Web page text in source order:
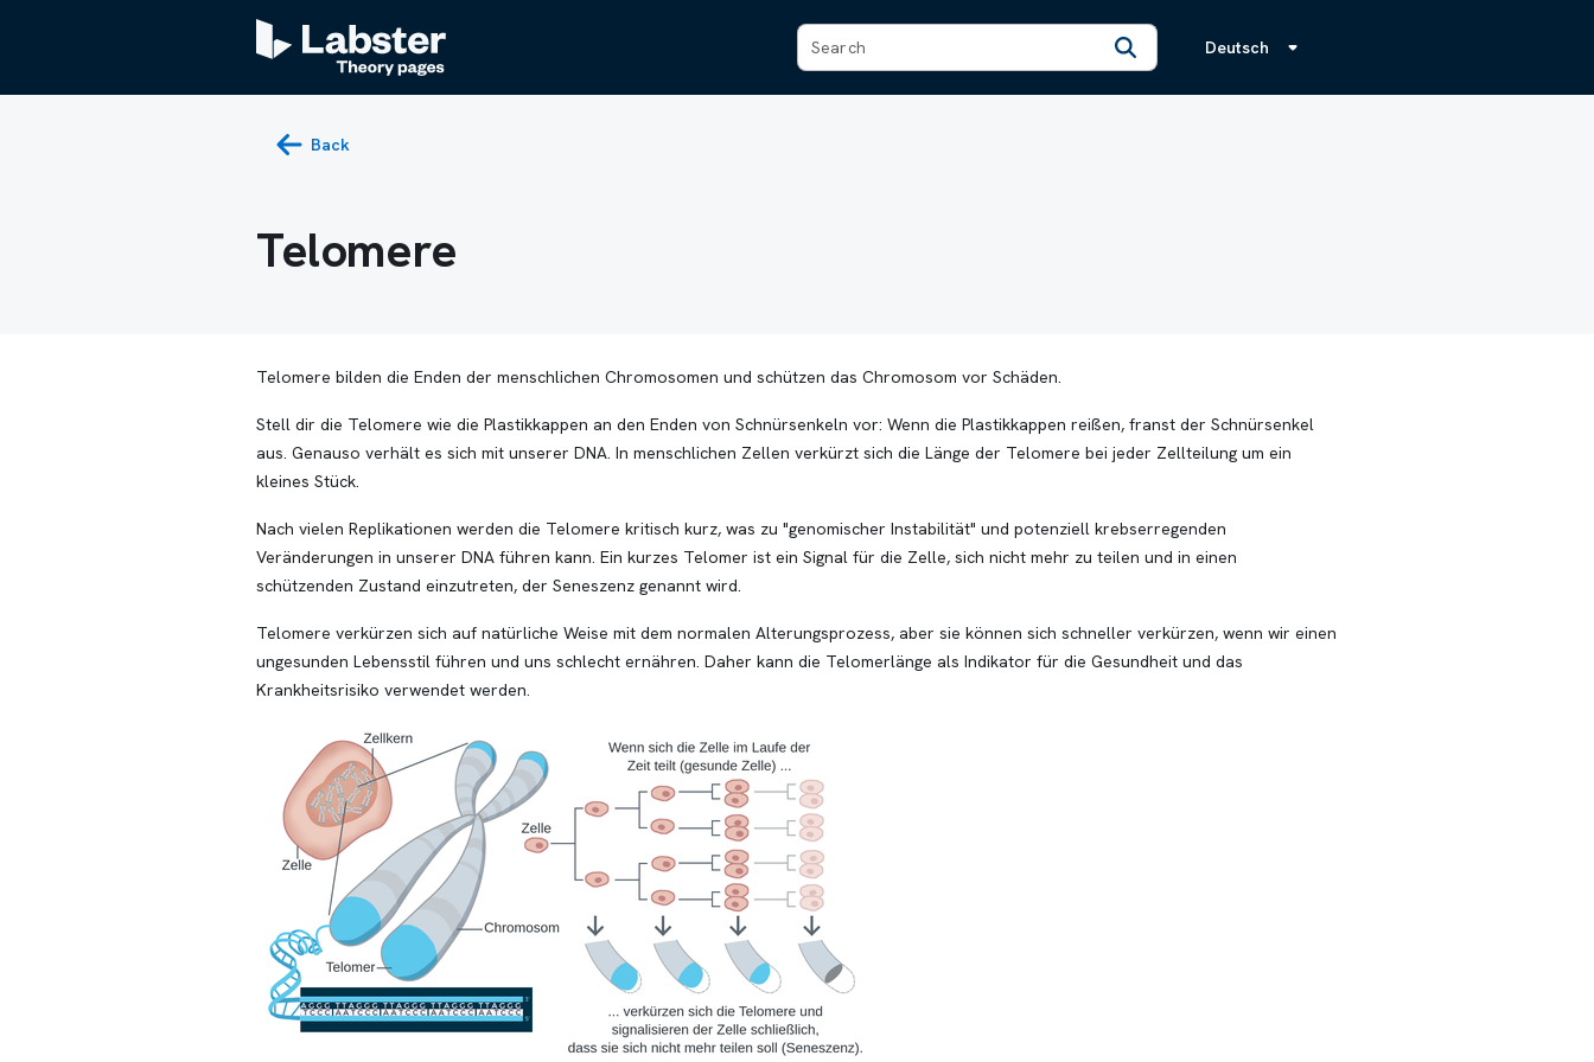
Deutsch
Back
Telomere
Telomere bilden die Enden der menschlichen Chromosomen und schützen das Chromosom vor Schäden.
Stell dir die Telomere wie die Plastikkappen an den Enden von Schnürsenkeln vor: Wenn die Plastikkappen reißen, franst der Schnürsenkel
aus. Genauso verhält es sich mit unserer DNA. In menschlichen Zellen verkürzt sich die Länge der Telomere bei jeder Zellteilung um ein
kleines Stück.
Nach vielen Replikationen werden die Telomere kritisch kurz, was zu "genomischer Instabilität" und potenziell krebserregenden
Veränderungen in unserer DNA führen kann. Ein kurzes Telomer ist ein Signal für die Zelle, sich nicht mehr zu teilen und in einen
schützenden Zustand einzutreten, der Seneszenz genannt wird.
Telomere verkürzen sich auf natürliche Weise mit dem normalen Alterungsprozess, aber sie können sich schneller verkürzen, wenn wir einen
ungesunden Lebensstil führen und uns schlecht ernähren. Daher kann die Telomerlänge als Indikator für die Gesundheit und das
Krankheitsrisiko verwendet werden.